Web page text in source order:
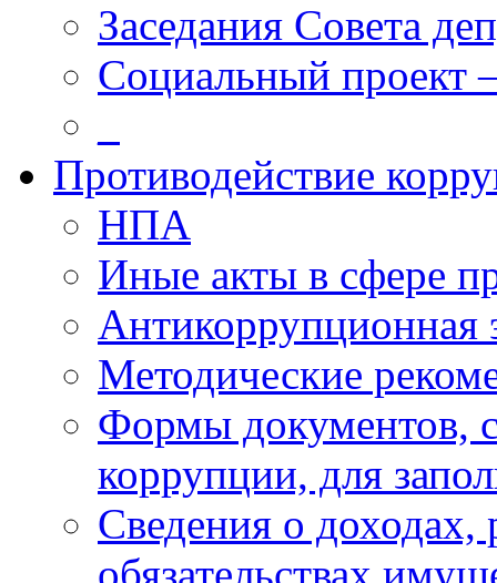
Заседания Совета
Социальный проект
Противодействие
НПА
Иные акты в сфере
Антикоррупционная
Методические
Формы документов,
коррупции, для
Сведения о доходах,